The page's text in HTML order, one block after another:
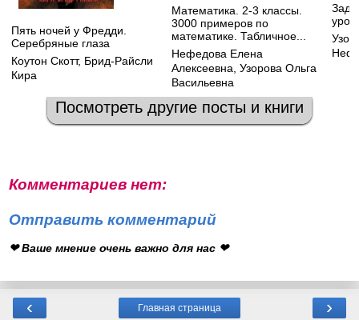
Пять ночей у Фредди.
Серебряные глаза
Коутон Скотт, Брид-Райсли
Кира
Математика. 2-3 классы.
3000 примеров по
математике. Табличное...
Нефедова Елена
Алексеевна Узорова Ольга
Васильевна
Посмотреть другие посты и книги
Комментариев нет:
Отправить комментарий
❤ Ваше мнение очень важно для нас ❤
‹ ›
Главная страница